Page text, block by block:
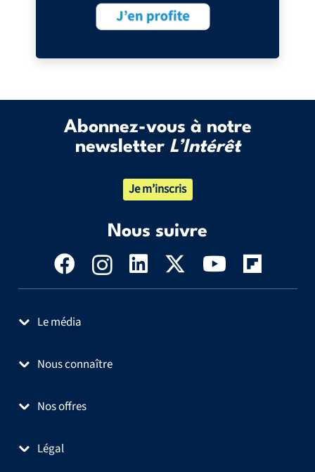
Abonnez-vous à notre
newsletter L’Intérêt
Je m’inscris
Nous suivre
Le média
Nous connaître
Nos offres
Légal